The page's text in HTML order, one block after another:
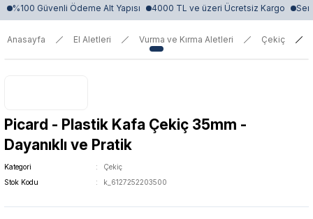
%100 Güvenli Ödeme Alt Yapısı 4000 TL ve üzeri Ücretsiz Kargo
Anasayfa El Aletleri Vurma ve Kırma Aletleri Çekiç
Picard - Plastik Kafa Çekiç 35mm -
Dayanıklı ve Pratik
Kategori
Çekiç
Stok Kodu
k_6127252203500